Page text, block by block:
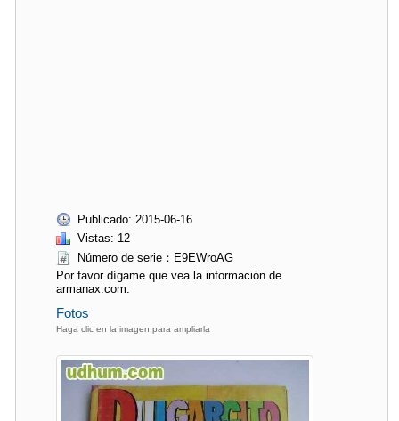
Publicado: 2015-06-16
Vistas: 12
Número de serie：E9EWroAG
Por favor dígame que vea la información de
armanax.com.
Fotos
Haga clic en la imagen para ampliarla